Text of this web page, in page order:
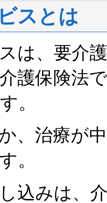
スとは
は、要介
護保険法
。
、治療が
。
込みは、